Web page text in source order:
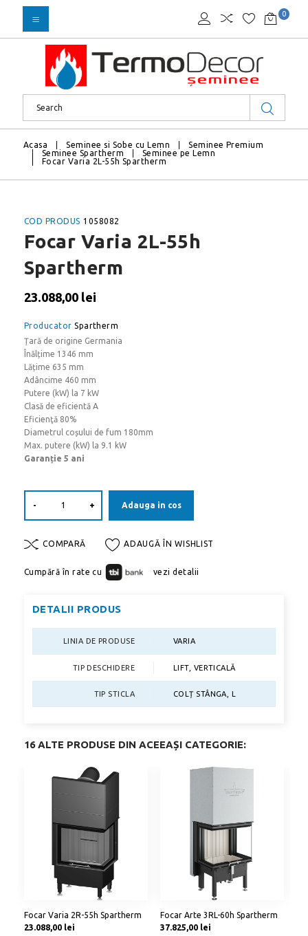
0
Acasa Seminee si Sobe cu Lemn
Seminee Premium
Seminee Spartherm
Seminee pe Lemn
Focar Varia 2L-55h Spartherm
COD PRODUS 1058082
Focar Varia 2L-55h
Spartherm
23.088,00 lei
Producator Spartherm
Țară de origine Germania
Înălțime 1346 mm
Lățime 635 mm
Adâncime 460 mm
Putere (kW) la 7 kW
Clasă de eficientă A
Eficienţă 80%
Diametrul coșului de fum 180mm
Max. putere (kW) la 9.1 kW
Garanție 5 ani
- + Adauga in cos
COMPARĂ ADAUGĂ ÎN WISHLIST
Cumpără în rate cu vezi detalii
DETALII PRODUS
LINIA DE PRODUSE VARIA
TIP DESCHIDERE LIFT, VERTICALĂ
TIP STICLA COLȚ STÂNGA, L
16 ALTE PRODUSE DIN ACEEAȘI CATEGORIE:
Focar Varia 2R-55h Spartherm
Preț
23.088,00 lei
Focar Arte 3RL-60h Spartherm
Preț
37.825,00 lei